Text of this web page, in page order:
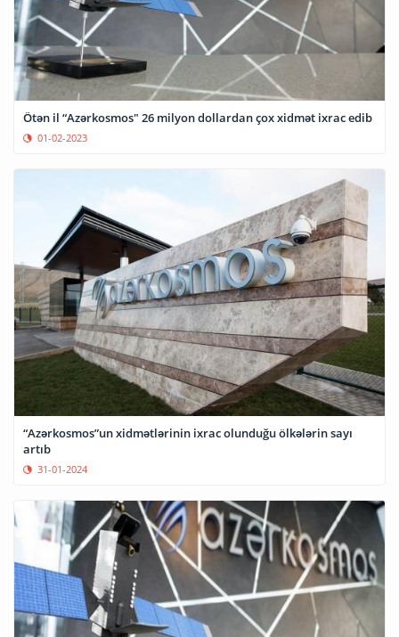
Ötən il “Azərkosmos" 26 milyon dollardan çox xidmət ixrac edib
01-02-2023
“Azərkosmos”un xidmətlərinin ixrac olunduğu ölkələrin sayı
artıb
31-01-2024